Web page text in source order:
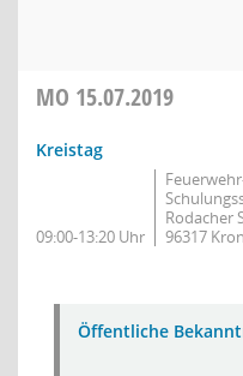
MO 15.07.2019
Kreistag
09:00-13:20 Uhr
Rodacher
96317
Öffentliche